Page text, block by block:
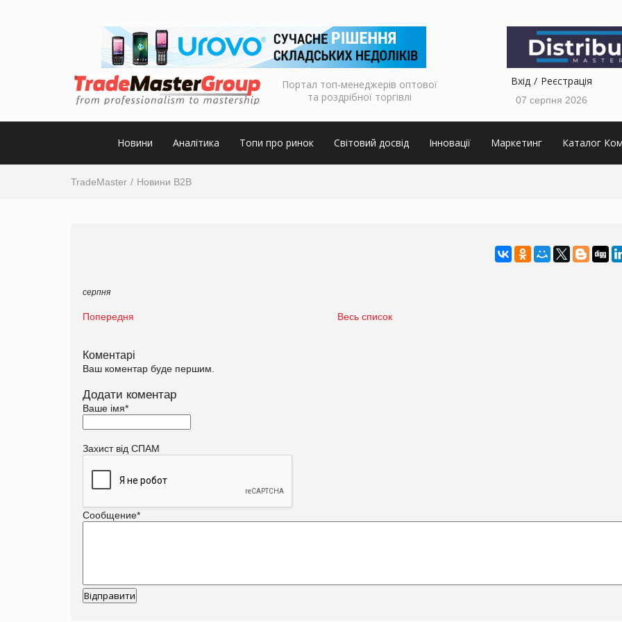
Портал топ-менеджерів оптової
та роздрібної торгівлі
Вхід Реєстрація
07 серпня 2026
Новини Аналітика Топи про ринок Світовий досвід Інновації Маркетинг Каталог
TradeMaster Новини B2B
серпня
Попередня Весь список
Коментарі
Ваш коментар буде першим.
Додати коментар
Ваше імя*
Захист від СПАМ
Сообщение*